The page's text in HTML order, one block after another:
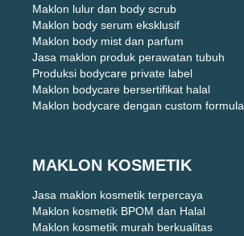
Maklon lulur dan body scrub
Maklon body serum eksklusif
Maklon body mist dan parfum
Jasa maklon produk perawatan tubuh
Produksi bodycare private label
Maklon bodycare bersertifikat halal
Maklon bodycare dengan custom formula
MAKLON KOSMETIK
Jasa maklon kosmetik terpercaya
Maklon kosmetik BPOM dan Halal
Maklon kosmetik murah berkualitas